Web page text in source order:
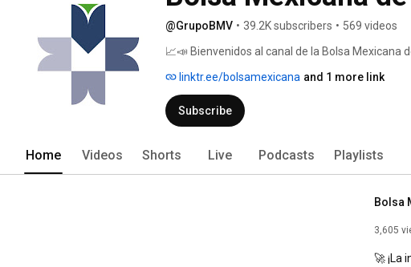
@GrupoBMV • 39.2K subscribers • 569 videos
📈📣 Bienvenidos al canal de la Bolsa Mexicana
accesible para que domines el mundo de las
avanzados, nuestros videos te brindarán
construir tu futuro financiero. Comienza tu viaje
linktr.ee/bolsamexicana and 1 more link
Subscribe
Home Videos Shorts Live Podcasts Playlists
3,605
🚀 ¡La